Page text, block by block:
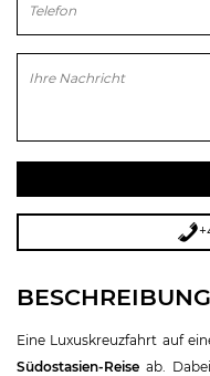
Bitte lasse dieses Feld leer.
BESCHREIBUNG
Eine Luxuskreuzfahrt auf
Südostasien-Reise ab.